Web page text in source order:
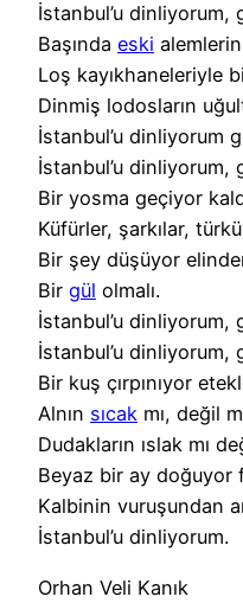
İstanbul’u dinliyorum,
Başında eski
Loş kayıkhaneleriyle
Dinmiş lodosların
İstanbul’u dinliyorum
İstanbul’u dinliyorum,
Bir yosma geçiyor
Küfürler, şarkılar,
Bir şey düşüyor
Bir gül olmalı.
İstanbul’u dinliyorum,
İstanbul’u dinliyorum,
Bir kuş çırpınıyor
Alnın sıcak mı, değil
Dudakların ıslak mı
Beyaz bir ay doğuyor
Kalbinin vuruşundan
İstanbul’u dinliyorum.
Orhan Veli Kanık